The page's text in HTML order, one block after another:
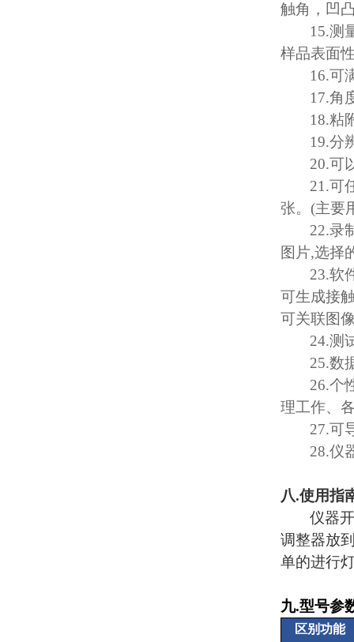
触角，凹
15.测
样品表面
16.可
17.角
18.粘
19.分
20.可
21.可
张。 (主要
22.录
图片,选择
23.软
可生成接
可关联图
24.测
25.数
26.个
理工作、
27.可
28.仪
八.使用指
仪器
调整器放
单的进行
九.型号参
区别功能